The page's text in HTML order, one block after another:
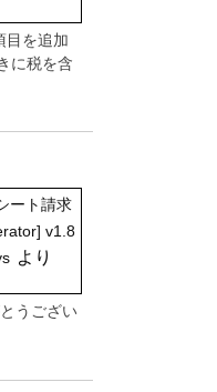
目を追加
に税を含
ート請求
v1.8
より
うござい